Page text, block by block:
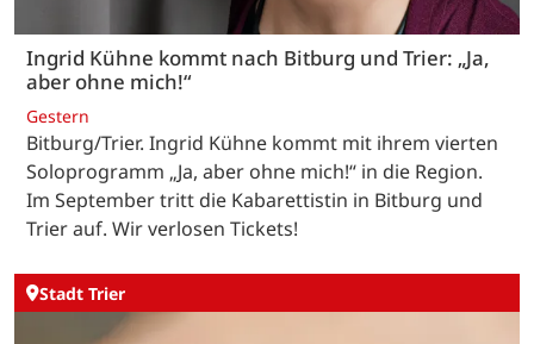
Ingrid Kühne kommt nach Bitburg und Trier: „Ja,
aber ohne mich!“
Gestern
Bitburg/Trier. Ingrid Kühne kommt mit ihrem vierten
Soloprogramm „Ja, aber ohne mich!“ in die Region.
Im September tritt die Kabarettistin in Bitburg und
Trier auf. Wir verlosen Tickets!
Stadt Trier